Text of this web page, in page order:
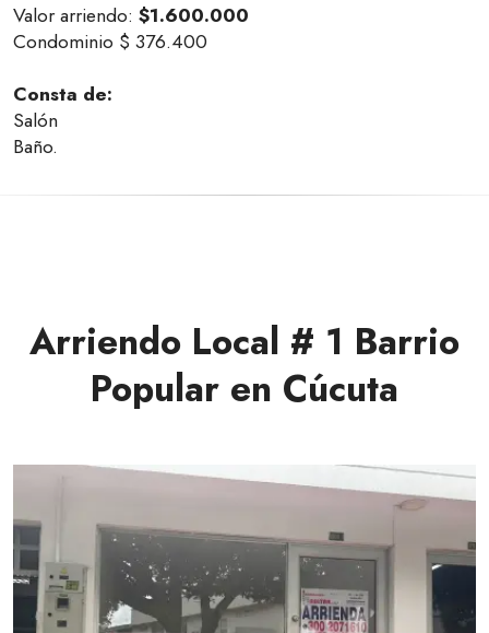
Valor arriendo: $1.600.000
Condominio $ 376.400
Consta de:
Salón
Baño.
Arriendo Local # 1 Barrio
Popular en Cúcuta